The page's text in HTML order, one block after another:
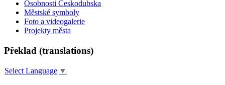
Osobnosti Českodubska
Městské symboly
Foto a videogalerie
Projekty města
Překlad (translations)
Select Language ▼